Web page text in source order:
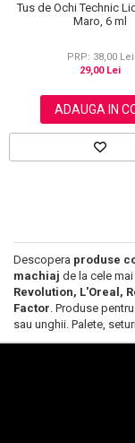
Tus de Ochi Technic
Maro, 6 ml
PRP: 38,00 Lei
29,00 Lei
ADAUGA IN
Descopera produse
machiaj de la cele
Revolution, L'Oreal,
Factor. Produse
sau unghii. Palete,